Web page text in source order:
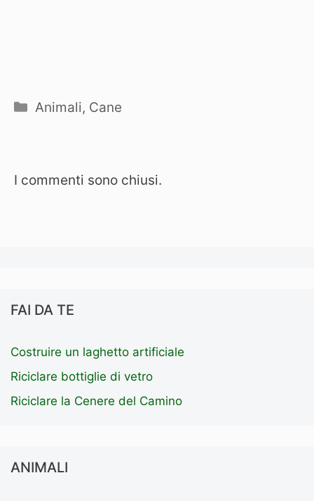
Categorie
Animali, Cane
I commenti sono chiusi.
FAI DA TE
Costruire un laghetto artificiale
Riciclare bottiglie di vetro
Riciclare la Cenere del Camino
ANIMALI